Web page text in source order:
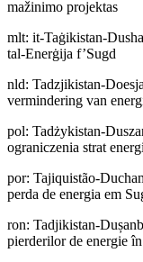
mažinimo projektas
mlt: it-Taġikistan-
tal-Enerġija f’Sugd
nld: Tadzjikistan-
vermindering van
pol: Tadżykistan-
ograniczenia strat
por: Tajiquistão-
perda de energia em
ron: Tadjikistan-
pierderilor de energie